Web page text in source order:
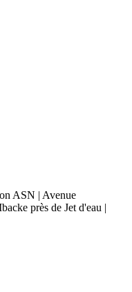
ASN | Avenue
près de Jet d'eau |